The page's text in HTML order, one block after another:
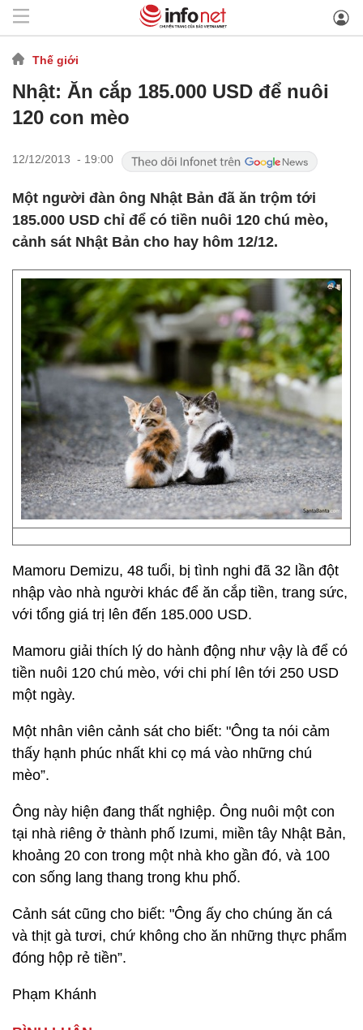
Thế giới
Nhật: Ăn cắp 185.000 USD để nuôi
120 con mèo
12/12/2013 - 19:00
Một người đàn ông Nhật Bản đã ăn trộm tới
185.000 USD chỉ để có tiền nuôi 120 chú mèo,
cảnh sát Nhật Bản cho hay hôm 12/12.
Mamoru Demizu, 48 tuổi, bị tình nghi đã 32 lần đột
nhập vào nhà người khác để ăn cắp tiền, trang sức,
với tổng giá trị lên đến 185.000 USD.
Mamoru giải thích lý do hành động như vậy là để có
tiền nuôi 120 chú mèo, với chi phí lên tới 250 USD
một ngày.
Một nhân viên cảnh sát cho biết: "Ông ta nói cảm
thấy hạnh phúc nhất khi cọ má vào những chú
mèo”.
Ông này hiện đang thất nghiệp. Ông nuôi một con
tại nhà riêng ở thành phố Izumi, miền tây Nhật Bản,
khoảng 20 con trong một nhà kho gần đó, và 100
con sống lang thang trong khu phố.
Cảnh sát cũng cho biết: "Ông ấy cho chúng ăn cá
và thịt gà tươi, chứ không cho ăn những thực phẩm
đóng hộp rẻ tiền”.
Phạm Khánh